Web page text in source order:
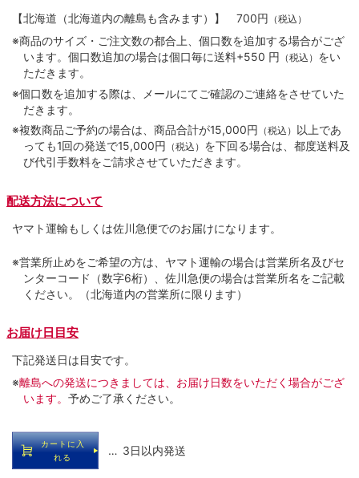
【北海道（北海道内の離島も含みます）】 700円 （税込）
※商品のサイズ・ご注文数の都合上、個口数を追加する場合がござ
います。個口数追加の場合は個口毎に送料+550 円 （税込） をい
ただきます。
※個口数を追加する際は、メールにてご確認のご連絡をさせていた
だきます。
※複数商品ご予約の場合は、商品合計が15,000円
（税込）
以上であ
っても1回の発送で15,000円
（税込） を下回る場合は、都度送料及
び代引手数料をご請求させていただきます。
配送方法について
ヤマト運輸もしくは佐川急便でのお届けになります。
※営業所止めをご希望の方は、ヤマト運輸の場合は営業所名及びセ
ンターコード（数字6桁）、佐川急便の場合は営業所名をご記載
ください。（北海道内の営業所に限ります）
お届け日目安
下記発送日は目安です。
※離島への発送につきましては、お届け日数をいただく場合がござ
います。 予めご了承ください。
カートに入
れる
… 3日以内発送